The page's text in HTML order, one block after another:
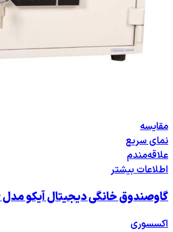
مقایسه
نمای سریع
علاقه‌مندم
اطلاعات بیشتر
گاوصندوق خانگی دیجیتال آیکو مدل CS56
اکسسوری